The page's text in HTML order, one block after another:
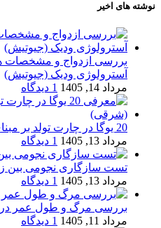
نوشته های اخیر
بررسی ازدواج و مشخصات
آسترولوژی ودیک (جیوتیش)
مرداد 14, 1405
1 دیدگاه
20 یوگا در چارت تولد بر مبنای آسترولوژی ودیک (شرقی)
مرداد 13, 1405
1 دیدگاه
تست سازگاری نجومی بین
مرداد 13, 1405
1 دیدگاه
بررسی مرگ و طول عمر در
مرداد 11, 1405
1 دیدگاه